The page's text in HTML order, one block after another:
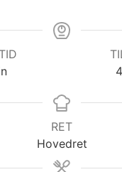
RET
Hovedret